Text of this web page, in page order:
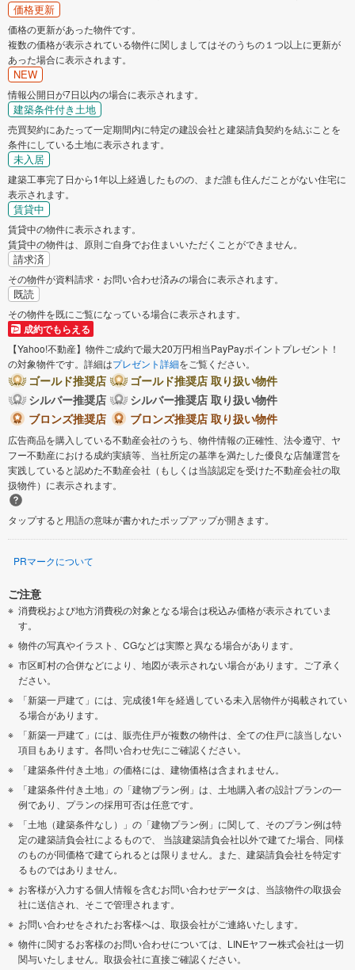
価格更新
価格の更新があった物件です。
複数の価格が表示されている物件に関しましてはそのうちの１つ以上に更新が
あった場合に表示されます。
NEW
情報公開日が7日以内の場合に表示されます。
建築条件付き土地
売買契約にあたって一定期間内に特定の建設会社と建築請負契約を結ぶことを
条件にしている土地に表示されます。
未入居
建築工事完了日から1年以上経過したものの、まだ誰も住んだことがない住宅に
表示されます。
賃貸中
賃貸中の物件に表示されます。
賃貸中の物件は、原則ご自身でお住まいいただくことができません。
請求済
その物件が資料請求・お問い合わせ済みの場合に表示されます。
既読
その物件を既にご覧になっている場合に表示されます。
成約でもらえる
【Yahoo!不動産】物件ご成約で最大20万円相当PayPayポイントプレゼント！
の対象物件です。詳細はプレゼント詳細をご覧ください。
ゴールド推奨店
ゴールド推奨店 取り扱い物件
シルバー推奨店
シルバー推奨店 取り扱い物件
ブロンズ推奨店
ブロンズ推奨店 取り扱い物件
広告商品を購入している不動産会社のうち、物件情報の正確性、法令遵守、ヤ
フー不動産における成約実績等、当社所定の基準を満たした優良な店舗運営を
実践していると認めた不動産会社（もしくは当該認定を受けた不動産会社の取
扱物件）に表示されます。
タップすると用語の意味が書かれたポップアップが開きます。
PRマークについて
ご注意
消費税および地方消費税の対象となる場合は税込み価格が表示されていま
す。
物件の写真やイラスト、CGなどは実際と異なる場合があります。
市区町村の合併などにより、地図が表示されない場合があります。ご了承く
ださい。
「新築一戸建て」には、完成後1年を経過している未入居物件が掲載されてい
る場合があります。
「新築一戸建て」には、販売住戸が複数の物件は、全ての住戸に該当しない
項目もあります。各問い合わせ先にご確認ください。
「建築条件付き土地」の価格には、建物価格は含まれません。
「建築条件付き土地」の「建物プラン例」は、土地購入者の設計プランの一
例であり、プランの採用可否は任意です。
「土地（建築条件なし）」の「建物プラン例」に関して、そのプラン例は特
定の建築請負会社によるもので、 当該建築請負会社以外で建てた場合、同様
のものが同価格で建てられるとは限りません。また、建築請負会社を特定す
るものではありません。
お客様が入力する個人情報を含むお問い合わせデータは、当該物件の取扱会
社に送信され、そこで管理されます。
お問い合わせをされたお客様へは、取扱会社がご連絡いたします。
物件に関するお客様のお問い合わせについては、LINEヤフー株式会社は一切
関与いたしません。取扱会社に直接ご確認ください。